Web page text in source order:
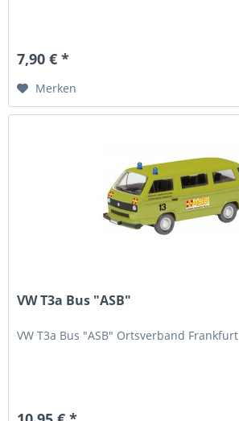
7,90 € *
Merken
VW T3a Bus "ASB"
VW T3a Bus "ASB" Ortsverband Frankfurt